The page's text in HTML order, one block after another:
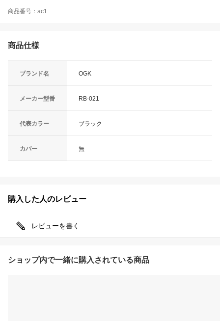
商品番号：ac1
商品仕様
ブランド名 OGK
メーカー型番 RB-021
代表カラー ブラック
カバー 無
購入した人のレビュー
レビューを書く
ショップ内で一緒に購入されている商品